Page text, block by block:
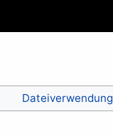
Dateiverwendung